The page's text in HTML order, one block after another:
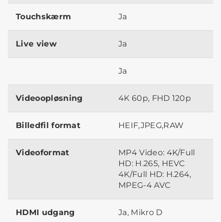
Touchskærm Ja
Live view Ja
Ja
Videoopløsning 4K 60p, FHD 120p
Billedfil format HEIF,JPEG,RAW
Videoformat
MP4 Video: 4K/Full
HD: H.265, HEVC
4K/Full HD: H.264,
MPEG-4 AVC
HDMI udgang Ja, Mikro D